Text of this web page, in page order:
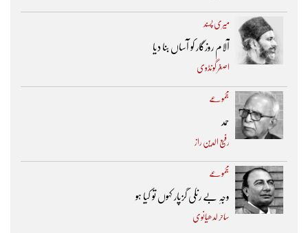
میری پسند
آلام روزگار کو آساں بنا دیا
اصغر گونڈوی
مجموعے
حمد
رفیع الدین راز
مجموعے
وجہِ بے رنگی گزپار کہوں تو کیا ہو
ساحر لدھیانوی